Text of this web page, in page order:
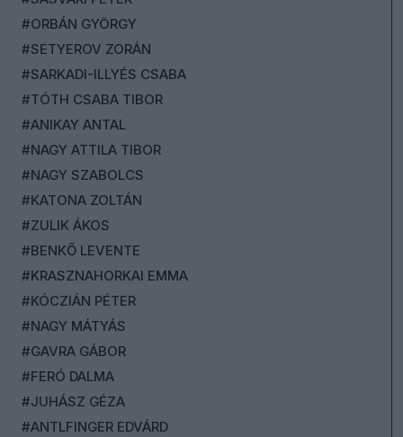
#ORBÁN GYÖRGY
#SETYEROV ZORÁN
#SARKADI-ILLYÉS CSABA
#TÓTH CSABA TIBOR
#ANIKAY ANTAL
#NAGY ATTILA TIBOR
#NAGY SZABOLCS
#KATONA ZOLTÁN
#ZULIK ÁKOS
#BENKŐ LEVENTE
#KRASZNAHORKAI EMMA
#KÓCZIÁN PÉTER
#NAGY MÁTYÁS
#GAVRA GÁBOR
#FERÓ DALMA
#JUHÁSZ GÉZA
#ANTLFINGER EDVÁRD